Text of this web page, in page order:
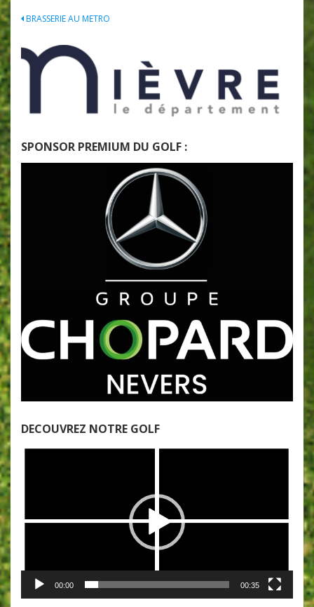
Navigation
de
l’article
BRASSERIE AU METRO
SPONSOR PREMIUM DU GOLF :
DECOUVREZ NOTRE GOLF
Lecteur
00:00 00:35